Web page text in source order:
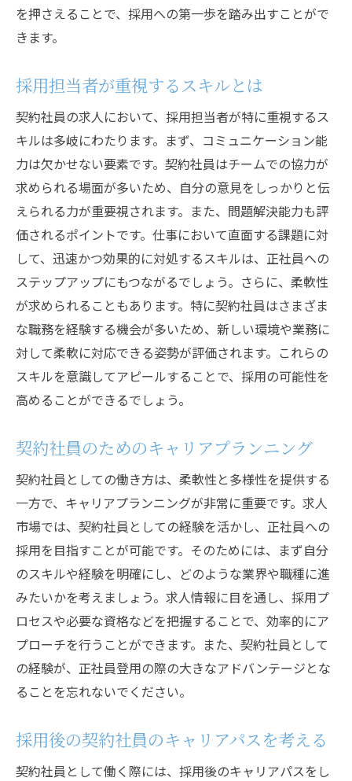
を押さえることで、採用への第一歩を踏み出すことがで
きます。
採用担当者が重視するスキルとは
契約社員の求人において、採用担当者が特に重視するス
キルは多岐にわたります。まず、コミュニケーション能
力は欠かせない要素です。契約社員はチームでの協力が
求められる場面が多いため、自分の意見をしっかりと伝
えられる力が重要視されます。また、問題解決能力も評
価されるポイントです。仕事において直面する課題に対
して、迅速かつ効果的に対処するスキルは、正社員への
ステップアップにもつながるでしょう。さらに、柔軟性
が求められることもあります。特に契約社員はさまざま
な職務を経験する機会が多いため、新しい環境や業務に
対して柔軟に対応できる姿勢が評価されます。これらの
スキルを意識してアピールすることで、採用の可能性を
高めることができるでしょう。
契約社員のためのキャリアプランニング
契約社員としての働き方は、柔軟性と多様性を提供する
一方で、キャリアプランニングが非常に重要です。求人
市場では、契約社員としての経験を活かし、正社員への
採用を目指すことが可能です。そのためには、まず自分
のスキルや経験を明確にし、どのような業界や職種に進
みたいかを考えましょう。求人情報に目を通し、採用プ
ロセスや必要な資格などを把握することで、効率的にア
プローチを行うことができます。また、契約社員として
の経験が、正社員登用の際の大きなアドバンテージとな
ることを忘れないでください。
採用後の契約社員のキャリアパスを考える
契約社員として働く際には、採用後のキャリアパスをし